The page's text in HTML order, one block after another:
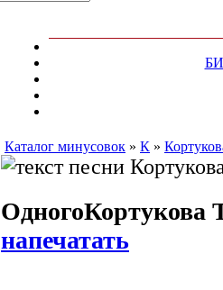
Каталог минусовок » К »
ОдногоКортукова
напечатать